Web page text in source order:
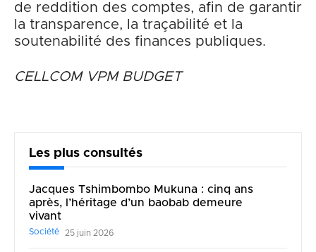
de reddition des comptes, afin de garantir
la transparence, la traçabilité et la
soutenabilité des finances publiques.
CELLCOM VPM BUDGET
Les plus consultés
Jacques Tshimbombo Mukuna : cinq ans
après, l’héritage d’un baobab demeure
vivant
Société 25 juin 2026